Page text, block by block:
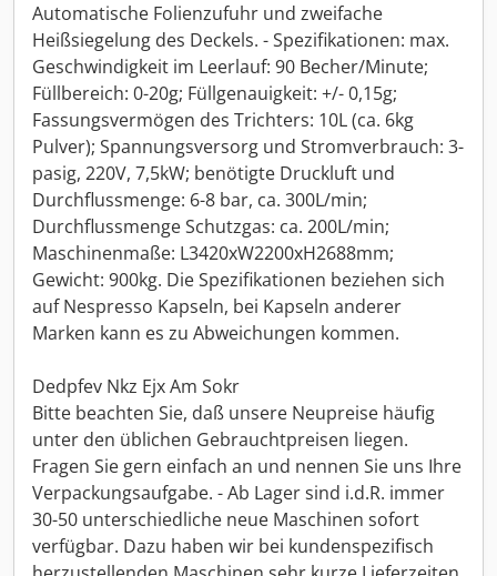
Automatische Folienzufuhr und zweifache
Heißsiegelung des Deckels. - Spezifikationen: max.
Geschwindigkeit im Leerlauf: 90 Becher/Minute;
Füllbereich: 0-20g; Füllgenauigkeit: +/- 0,15g;
Fassungsvermögen des Trichters: 10L (ca. 6kg
Pulver); Spannungsversorg und Stromverbrauch: 3-
pasig, 220V, 7,5kW; benötigte Druckluft und
Durchflussmenge: 6-8 bar, ca. 300L/min;
Durchflussmenge Schutzgas: ca. 200L/min;
Maschinenmaße: L3420xW2200xH2688mm;
Gewicht: 900kg. Die Spezifikationen beziehen sich
auf Nespresso Kapseln, bei Kapseln anderer
Marken kann es zu Abweichungen kommen.
Dedpfev Nkz Ejx Am Sokr
Bitte beachten Sie, daß unsere Neupreise häufig
unter den üblichen Gebrauchtpreisen liegen.
Fragen Sie gern einfach an und nennen Sie uns Ihre
Verpackungsaufgabe. - Ab Lager sind i.d.R. immer
30-50 unterschiedliche neue Maschinen sofort
verfügbar. Dazu haben wir bei kundenspezifisch